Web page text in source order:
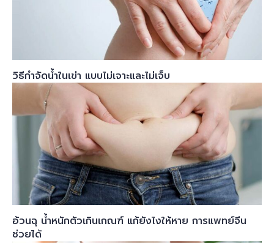
วิธีกำจัดน้ำในเข่า แบบไม่เจาะและไม่เจ็บ
อ้วนฉุ น้ำหนักตัวเกินเกณฑ์ แก้ยังไงให้หาย การแพทย์จีน
ช่วยได้